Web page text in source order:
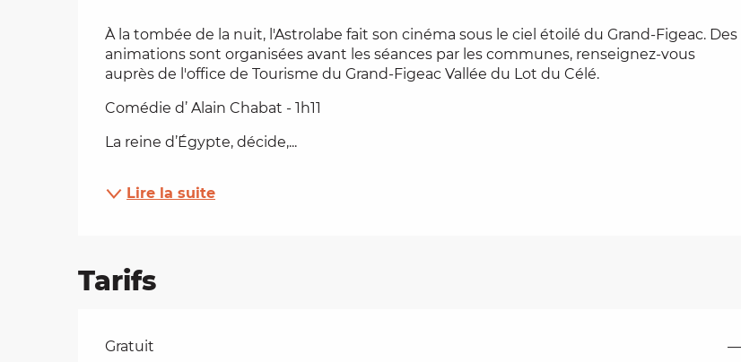
Description
À la tombée de la nuit, l'Astrolabe fait son cinéma sous le ciel étoilé du Grand-Figeac. Des
animations sont organisées avant les séances par les communes, renseignez-vous
auprès de l'office de Tourisme du Grand-Figeac Vallée du Lot du Célé.
Comédie d’ Alain Chabat - 1h11
La reine d’Égypte, décide,...
Lire la suite
Tarifs
Tarifs 2026
Gratuit —